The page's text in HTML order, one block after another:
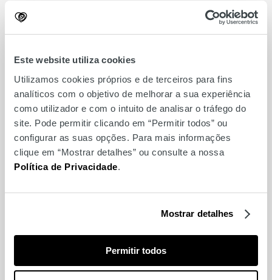
Este website utiliza cookies
Utilizamos cookies próprios e de terceiros para fins
analíticos com o objetivo de melhorar a sua experiência
como utilizador e com o intuito de analisar o tráfego do
site. Pode permitir clicando em “Permitir todos” ou
configurar as suas opções. Para mais informações
clique em “Mostrar detalhes” ou consulte a nossa
Política de Privacidade.
Mostrar detalhes
Permitir todos
360º Panoramic View